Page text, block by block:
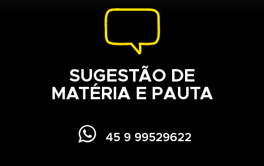
SUGESTÃO DE
MATÉRIA E PAUTA
 45 9 99529622